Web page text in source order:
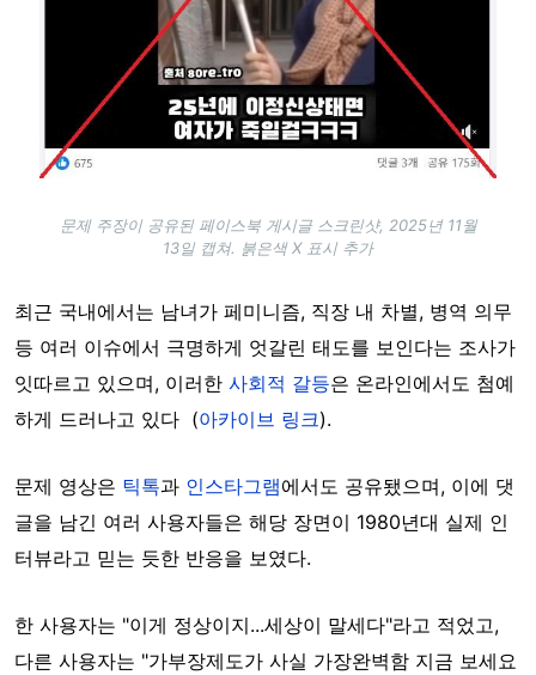
문제 주장이 공유된 페이스북 게시글 스크린샷, 2025년 11월
13일 캡쳐. 붉은색 X 표시 추가
최근 국내에서는 남녀가 페미니즘, 직장 내 차별, 병역 의무
등 여러 이슈에서 극명하게 엇갈린 태도를 보인다는 조사가
잇따르고 있으며, 이러한 사회적 갈등은 온라인에서도 첨예
하게 드러나고 있다 (아카이브 링크).
문제 영상은 틱톡과 인스타그램에서도 공유됐으며, 이에 댓
글을 남긴 여러 사용자들은 해당 장면이 1980년대 실제 인
터뷰라고 믿는 듯한 반응을 보였다.
한 사용자는 "이게 정상이지...세상이 말세다"라고 적었고,
다른 사용자는 "가부장제도가 사실 가장완벽함 지금 보세요